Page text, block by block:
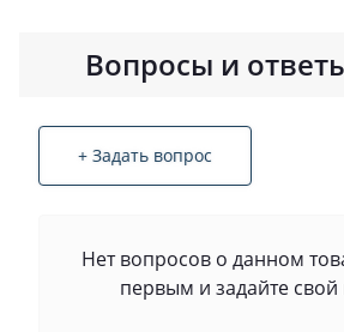
Вопросы и
+ Задать вопрос
Нет вопросов о данном
первым и задайте свой